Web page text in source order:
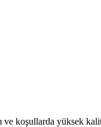
ve koşullarda yüksek